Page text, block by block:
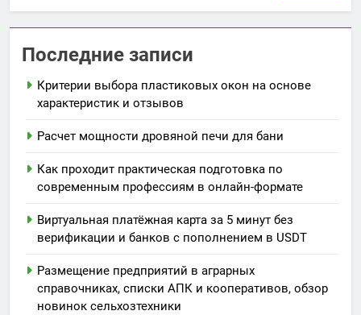
Последние записи
Критерии выбора пластиковых окон на основе
характеристик и отзывов
Расчет мощности дровяной печи для бани
Как проходит практическая подготовка по
современным профессиям в онлайн-формате
Виртуальная платёжная карта за 5 минут без
верификации и банков с пополнением в USDT
Размещение предприятий в аграрных
справочниках, списки АПК и кооперативов, обзор
новинок сельхозтехники